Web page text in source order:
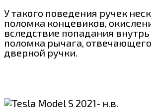
У такого поведения ручек
поломка концевиков,
вследствие попадания
поломка рычага,
дверной ручки.